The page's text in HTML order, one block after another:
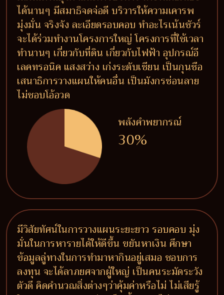
ได้นานๆ มีสมาธิจดจ่อดี บริวารให้ความเคารพ
มุ่งมั่น จริงจัง ละเอียดรอบคอบ ทำอะไรเน้นชัวร์
จะได้ร่วมทำงานโครงการใหญ่ โครงการที่ใช้เวลา
ทำนานๆ เกี่ยวกับที่ดิน เกี่ยวกับไฟฟ้า อุปกรณ์อี
เลคทรอนิค แสงสว่าง เก่งระดับเซียน เป็นกุนซือ
เสนาธิการวางแผนให้คนอื่น เป็นมังกรซ่อนลาย
ไม่ชอบโอ้อวด
พลังคำพยากรณ์
30%
มีวิสัยทัศน์ในการวางแผนระยะยาว รอบคอบ มุ่ง
มั่นในการหารายได้ให้ดีขึ้น ขยันหาเงิน ศึกษา
ข้อมูลลู่ทางในการทำมาหากินอยู่เสมอ ชอบการ
ลงทุน จะได้ลาภยศจากผู้ใหญ่ เป็นคนระมัดระวัง
ตัวดี คิดคำนวณสิ่งต่างๆว่าคุ้มค่าหรือไม่ ไม่เสียรู้